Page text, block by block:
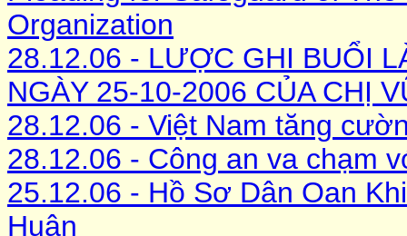
Organization
28.12.06 - LƯỢC GHI BUỔI
NGÀY 25-10-2006 CỦA CHỊ
28.12.06 - Việt Nam tăng
28.12.06 - Công an va chạm
25.12.06 - Hồ Sơ Dân Oan
Huân